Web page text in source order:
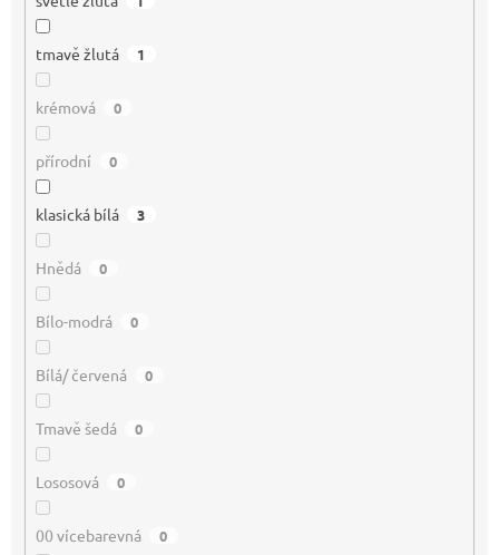
tmavě žlutá 1
krémová 0
přírodní 0
klasická bílá 3
Hnědá 0
Bílo-modrá 0
Bílá/ červená 0
Tmavě šedá 0
Lososová 0
00 vícebarevná 0